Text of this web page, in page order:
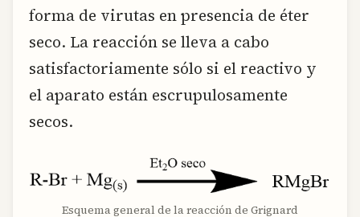
forma de virutas en presencia de éter
seco. La reacción se lleva a cabo
satisfactoriamente sólo si el reactivo y
el aparato están escrupulosamente
secos.
Esquema general de la reacción de Grignard